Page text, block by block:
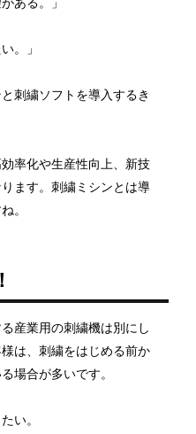
。」
刺繍ソフトを導入するき
率化や生産性向上、新技
ます。刺繍ミシンとは導
。
産業用の刺繍機は別にし
は、刺繍をはじめる前か
場合が多いです。
い。